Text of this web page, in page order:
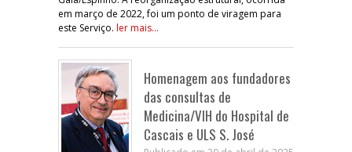
em março de 2022, foi um ponto de viragem para
este Serviço. ler mais...
Homenagem aos fundadores
das consultas de
Medicina/VIH do Hospital de
Cascais e ULS S. José